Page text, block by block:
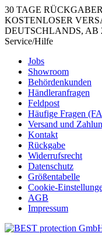
30 TAGE
KOSTENLOSER
DEUTSCHLANDS, AB
Service/Hilfe
Jobs
Showroom
Behördenkunden
Händleranfragen
Feldpost
Häufige Fragen
Versand und
Kontakt
Rückgabe
Widerrufsrecht
Datenschutz
Größentabelle
Cookie-
AGB
Impressum